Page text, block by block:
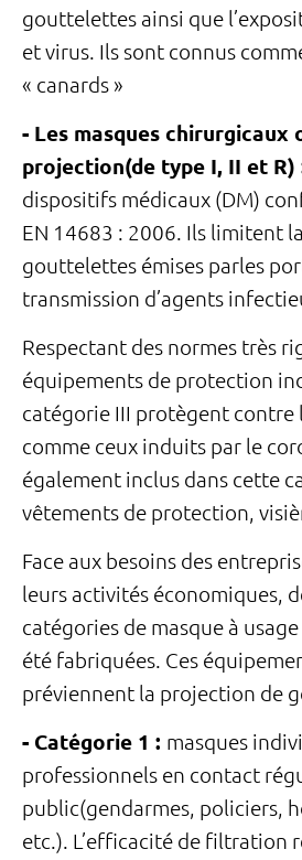
gouttelettes ainsi que
et virus. Ils sont connus
« canards »
- Les masques chirurgicaux
projection(de type I, II et R)
dispositifs médicaux (DM)
EN 14683 : 2006. Ils limitent
gouttelettes émises parles
transmission d’agents
Respectant des normes très
équipements de protection
catégorie III protègent contre
comme ceux induits par le
également inclus dans cette
vêtements de protection,
Face aux besoins des
leurs activités économiques,
catégories de masque à
été fabriquées. Ces
préviennent la projection de
- Catégorie 1 : masques
professionnels en contact
public(gendarmes, policiers,
etc.). L’efficacité de filtration